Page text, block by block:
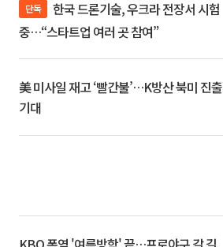
단독
중…“스타트업 여러 곳 참여”
美 미사일 재고 ‘빨간불’…K방산 북미 진출
기대